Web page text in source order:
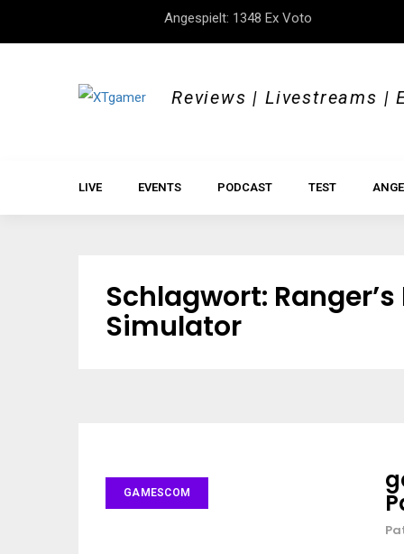
Angespielt: 1348 Ex Voto
Reviews | Livestreams |
LIVE EVENTS PODCAST TEST
Schlagwort:
Simulator
GAMESCOM